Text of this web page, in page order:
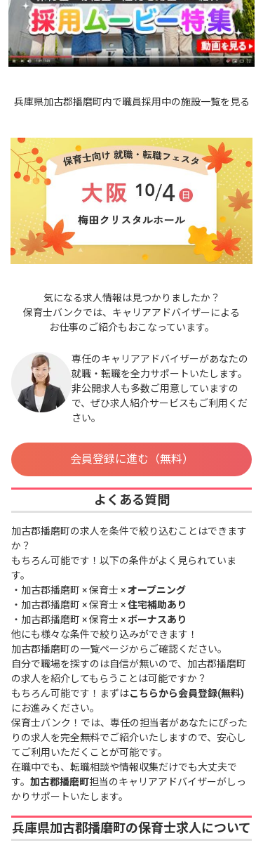
兵庫県加古郡播磨町内で職員採用中の施設一覧を見る
気になる求人情報は見つかりましたか？
保育士バンクでは、キャリアアドバイザーによる
お仕事のご紹介もおこなっています。
専任のキャリアアドバイザーがあなたの
就職・転職を全力サポートいたします。
非公開求人も多数ご用意していますの
で、ぜひ求人紹介サービスもご利用くだ
さい。
会員登録に進む（無料）
よくある質問
加古郡播磨町の求人を条件で絞り込むことはできます
か？
もちろん可能です！以下の条件がよく見られていま
す。
・ 加古郡播磨町 × 保育士 ×オープニング
・ 加古郡播磨町 × 保育士 ×住宅補助あり
・ 加古郡播磨町 × 保育士 ×ボーナスあり
他にも様々な条件で絞り込みができます！
加古郡播磨町の一覧ページからご確認ください。
自分で職場を探すのは自信が無いので、加古郡播磨町
の求人を紹介してもらうことは可能ですか？
もちろん可能です！まずはこちらから会員登録(無料)
にお進みください。
保育士バンク！では、専任の担当者があなたにぴった
りの求人を完全無料でご紹介いたしますので、安心し
てご利用いただくことが可能です。
在職中でも、転職相談や情報収集だけでも大丈夫で
す。 加古郡播磨町担当のキャリアアドバイザーがしっ
かりサポートいたします。
兵庫県加古郡播磨町の保育士求人について